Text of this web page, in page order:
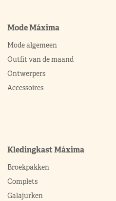
Mode Máxima
Mode algemeen
Outfit van de maand
Ontwerpers
Accessoires
Kledingkast Máxima
Broekpakken
Complets
Galajurken